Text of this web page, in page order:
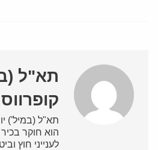
תא"ל
תא"ל (במיל')
הוא חוקר
לענייני חוץ